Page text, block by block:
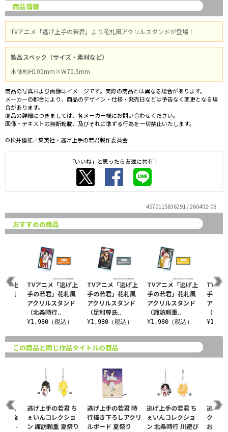
商品情報
TVアニメ「逃げ上手の若君」より花札風アクリルスタンドが登場！
製品スペック（サイズ・素材など）
本体約H100mm×W70.5mm
商品の写真および画像はイメージです。実際の商品とは異なる場合があります。
メーカーの都合により、商品のデザイン・仕様・発売日などは予告なく変更となる場
合があります。
商品の詳細につきましては、各メーカー様にお問い合わせください。
画像・テキストの無断転載、及びそれに準ずる行為を一切禁止いたします。
©松井優征／集英社・逃げ上手の若君製作委員会
「いいね」と思ったら友達に共有！
4570115836291 / 260402-08
おすすめの商品
TVアニメ「逃げ上
手の若君」花札風
アクリルスタンド
（足利尊氏..
¥1,980（税込）
TVアニメ「逃げ上
手の若君」花札風
アクリルスタンド
（諏訪頼重..
¥1,980（税込）
TVア
手の若
アクリ
（雫）
げ上
札風
TVアニメ「逃げ上
手の若君」花札風
アクリルスタンド
（北条時行..
¥1,980（税込）
この商品と同じ作品タイトルの商品
逃げ上手の若君 時
行描き下ろしアクリ
ルボード 夏祭り
逃げ上手の若君 ち
ぇいんコレクショ
ン 北条時行 川遊び
逃げ上
クリル
お花見
げ上
完全
Blu-
逃げ上手の若君 ち
ぇいんコレクショ
ン 諏訪頼重 夏祭り